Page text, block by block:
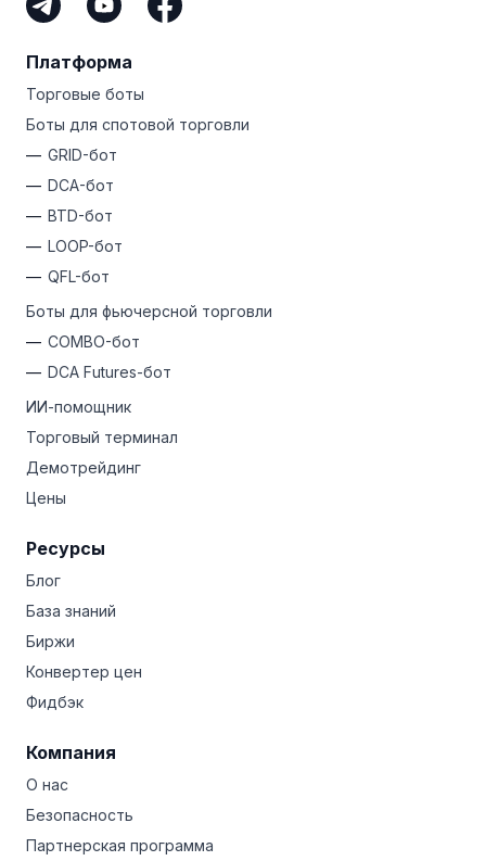
Платформа
Торговые боты
Боты для спотовой торговли
GRID-бот
DCA-бот
BTD-бот
LOOP-бот
QFL-бот
Боты для фьючерсной торговли
COMBO-бот
DCA Futures-бот
ИИ-помощник
Торговый терминал
Демотрейдинг
Цены
Ресурсы
Блог
База знаний
Биржи
Конвертер цен
Фидбэк
Компания
О нас
Безопасность
Партнерская программа